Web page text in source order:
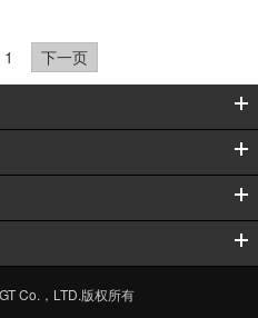
1 下一页
Co.，LTD.版权所有